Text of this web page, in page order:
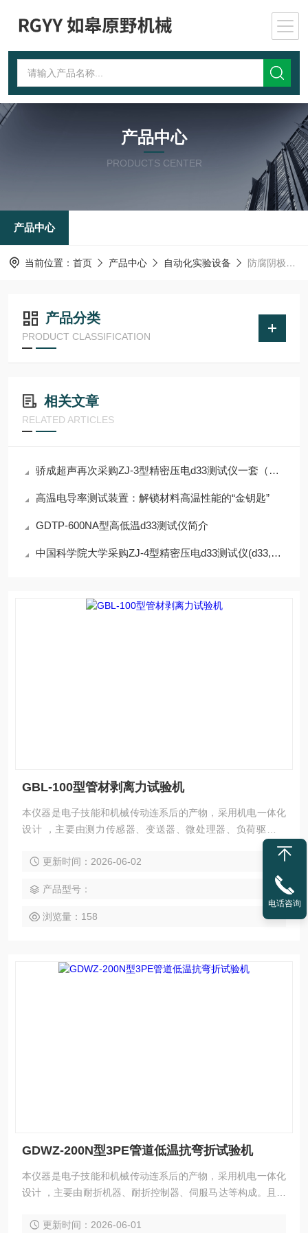
产品中心
PRODUCTS CENTER
产品中心
当前位置： 首页 产品中心 自动化实验设备 防腐阴极剥离试验装置
产品分类
PRODUCT CLASSIFICATION
相关文章
RELATED ARTICLES
骄成超声再次采购ZJ-3型精密压电d33测试仪一套（含D15夹具）
高温电导率测试装置：解锁材料高温性能的“金钥匙”
GDTP-600NA型⾼低温d33测试仪简介
中国科学院大学采购ZJ-4型精密压电d33测试仪(d33,电阻，极化）
GBL-100型管材剥离力试验机
本仪器是电子技能和机械传动连系后的产物，采用机电一体化
设计 ，主要由测力传感器、变送器、微处理器、负荷驱动机
更新时间：2026-06-02
产品型号：
浏览量：158
GDWZ-200N型3PE管道低温抗弯折试验机
本仪器是电子技能和机械传动连系后的产物，采用机电一体化
设计 ，主要由耐折机器、耐折控制器、伺服马达等构成。且有
更新时间：2026-06-01
电话咨询